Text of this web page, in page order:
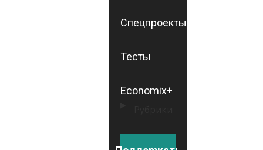
Спецпроекты
Тесты
Economix+